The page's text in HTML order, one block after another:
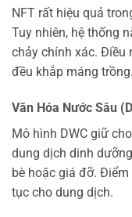
NFT rất hiệu quả
Tuy nhiên, hệ thống
chảy chính xác. Điều
đều khắp máng trồng.
Văn Hóa Nước Sâu
Mô hình DWC giữ
dung dịch dinh
bè hoặc giá đỡ.
tục cho dung dịch.